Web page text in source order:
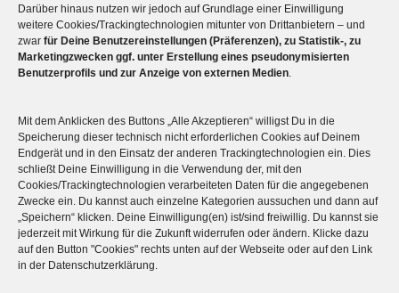
Darüber hinaus nutzen wir jedoch auf Grundlage einer Einwilligung
weitere Cookies/Trackingtechnologien mitunter von Drittanbietern – und
zwar für Deine Benutzereinstellungen (Präferenzen), zu Statistik-, zu
Marketingzwecken ggf. unter Erstellung eines pseudonymisierten
Benutzerprofils und zur Anzeige von externen Medien.
Mit dem Anklicken des Buttons „Alle Akzeptieren“ willigst Du in die
Speicherung dieser technisch nicht erforderlichen Cookies auf Deinem
Endgerät und in den Einsatz der anderen Trackingtechnologien ein. Dies
schließt Deine Einwilligung in die Verwendung der, mit den
Cookies/Trackingtechnologien verarbeiteten Daten für die angegebenen
Zwecke ein. Du kannst auch einzelne Kategorien aussuchen und dann auf
„Speichern“ klicken. Deine Einwilligung(en) ist/sind freiwillig. Du kannst sie
jederzeit mit Wirkung für die Zukunft widerrufen oder ändern. Klicke dazu
auf den Button "Cookies" rechts unten auf der Webseite oder auf den Link
in der Datenschutzerklärung.
Mehr über die Boulderwelt
Unsere Hallen im Überblick
© 2026Boulderwelt
Benutzungsordnung